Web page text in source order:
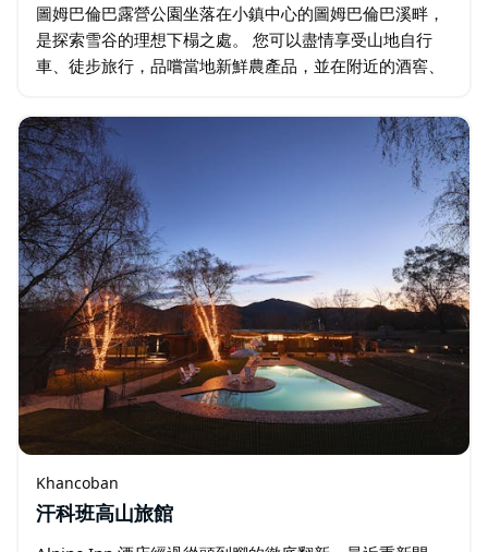
圖姆巴倫巴露營公園坐落在小鎮中心的圖姆巴倫巴溪畔，
是探索雪谷的理想下榻之處。 您可以盡情享受山地自行
車、徒步旅行，品嚐當地新鮮農產品，並在附近的酒窖、
有電力和沒有電力的營位，以及小木屋…
Khancoban
汗科班高山旅館